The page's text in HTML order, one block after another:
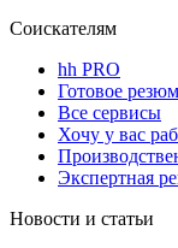
Соискателям
hh PRO
Готовое
Все сервисы
Хочу у вас
Экспертная
Новости и статьи